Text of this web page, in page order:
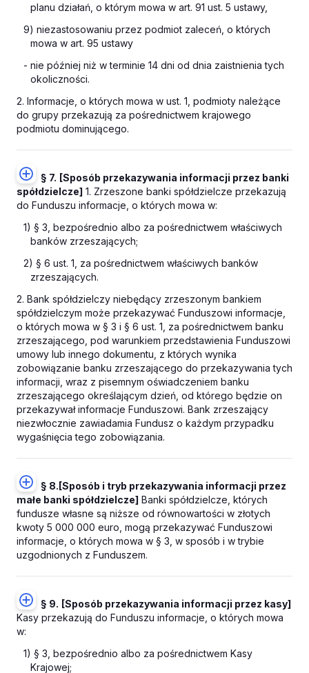
planu działań, o którym mowa w art. 91 ust. 5 ustawy,
9) niezastosowaniu przez podmiot zaleceń, o których
mowa w art. 95 ustawy
- nie później niż w terminie 14 dni od dnia zaistnienia tych
okoliczności.
2. Informacje, o których mowa w ust. 1, podmioty należące
do grupy przekazują za pośrednictwem krajowego
podmiotu dominującego.
§ 7. [Sposób przekazywania informacji przez banki
spółdzielcze] 1. Zrzeszone banki spółdzielcze przekazują
do Funduszu informacje, o których mowa w:
1) § 3, bezpośrednio albo za pośrednictwem właściwych
banków zrzeszających;
2) § 6 ust. 1, za pośrednictwem właściwych banków
zrzeszających.
2. Bank spółdzielczy niebędący zrzeszonym bankiem
spółdzielczym może przekazywać Funduszowi informacje,
o których mowa w § 3 i § 6 ust. 1, za pośrednictwem banku
zrzeszającego, pod warunkiem przedstawienia Funduszowi
umowy lub innego dokumentu, z których wynika
zobowiązanie banku zrzeszającego do przekazywania tych
informacji, wraz z pisemnym oświadczeniem banku
zrzeszającego określającym dzień, od którego będzie on
przekazywał informacje Funduszowi. Bank zrzeszający
niezwłocznie zawiadamia Fundusz o każdym przypadku
wygaśnięcia tego zobowiązania.
§ 8. [Sposób i tryb przekazywania informacji przez
małe banki spółdzielcze] Banki spółdzielcze, których
fundusze własne są niższe od równowartości w złotych
kwoty 5 000 000 euro, mogą przekazywać Funduszowi
informacje, o których mowa w § 3, w sposób i w trybie
uzgodnionych z Funduszem.
§ 9. [Sposób przekazywania informacji przez kasy]
Kasy przekazują do Funduszu informacje, o których mowa
w:
1) § 3, bezpośrednio albo za pośrednictwem Kasy
Krajowej;